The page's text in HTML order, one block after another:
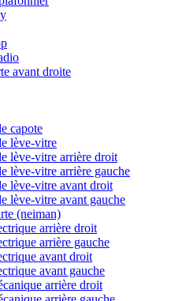
avant droite
capote
lève-vitre
lève-vitre arrière droit
lève-vitre arrière gauche
lève-vitre avant droit
lève-vitre avant gauche
(neiman)
arrière droit
arrière gauche
avant droit
avant gauche
arrière droit